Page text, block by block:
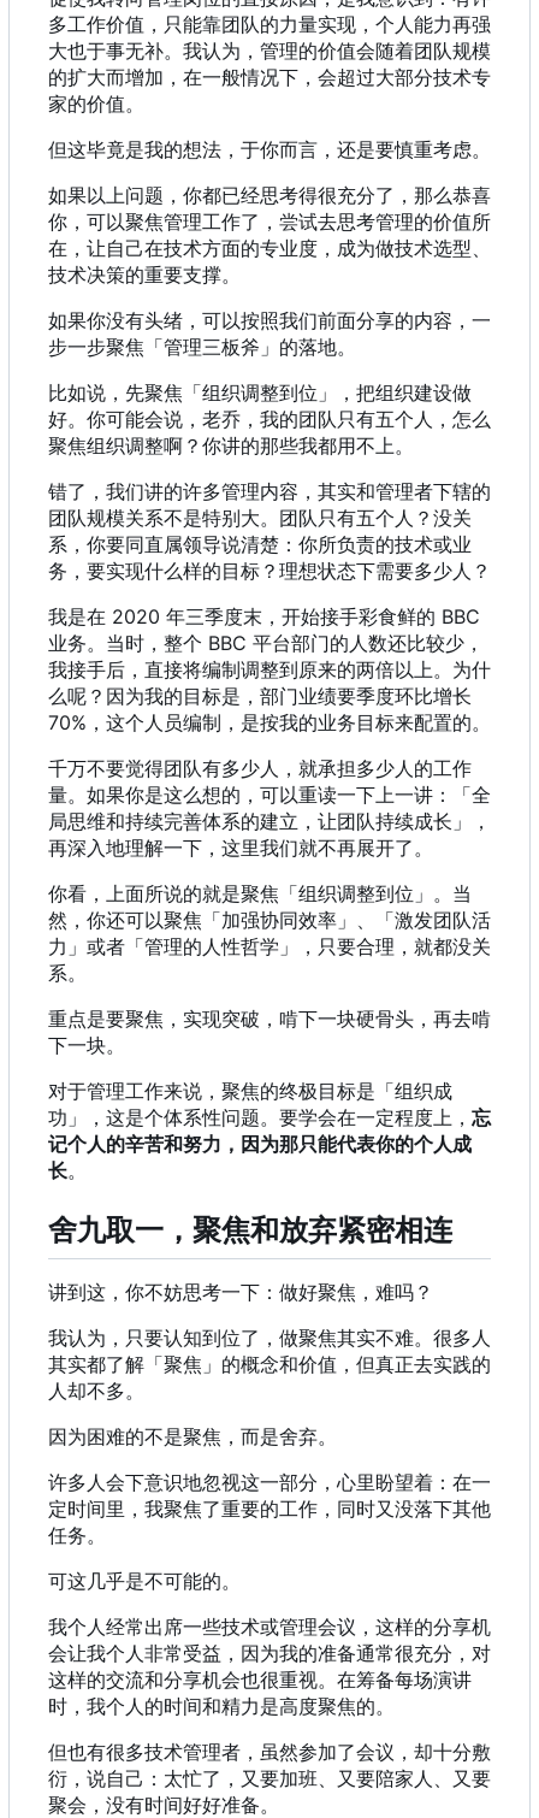
多工作价值，只能靠团队的力量实现，个人能力再强
大也于事无补。我认为，管理的价值会随着团队规模
的扩大而增加，在一般情况下，会超过大部分技术专
家的价值。
但这毕竟是我的想法，于你而言，还是要慎重考虑。
如果以上问题，你都已经思考得很充分了，那么恭喜
你，可以聚焦管理工作了，尝试去思考管理的价值所
在，让自己在技术方面的专业度，成为做技术选型、
技术决策的重要支撑。
如果你没有头绪，可以按照我们前面分享的内容，一
步一步聚焦「管理三板斧」的落地。
比如说，先聚焦「组织调整到位」，把组织建设做
好。你可能会说，老乔，我的团队只有五个人，怎么
聚焦组织调整啊？你讲的那些我都用不上。
错了，我们讲的许多管理内容，其实和管理者下辖的
团队规模关系不是特别大。团队只有五个人？没关
系，你要同直属领导说清楚：你所负责的技术或业
务，要实现什么样的目标？理想状态下需要多少人？
我是在 2020 年三季度末，开始接手彩食鲜的 BBC
业务。当时，整个 BBC 平台部门的人数还比较少，
我接手后，直接将编制调整到原来的两倍以上。为什
么呢？因为我的目标是，部门业绩要季度环比增长
70%，这个人员编制，是按我的业务目标来配置的。
千万不要觉得团队有多少人，就承担多少人的工作
量。如果你是这么想的，可以重读一下上一讲：「全
局思维和持续完善体系的建立，让团队持续成长」，
再深入地理解一下，这里我们就不再展开了。
你看，上面所说的就是聚焦「组织调整到位」。当
然，你还可以聚焦「加强协同效率」、「激发团队活
力」或者「管理的人性哲学」，只要合理，就都没关
系。
重点是要聚焦，实现突破，啃下一块硬骨头，再去啃
下一块。
对于管理工作来说，聚焦的终极目标是「组织成
功」，这是个体系性问题。要学会在一定程度上， 忘
记个人的辛苦和努力，因为那只能代表你的个人成
长。
舍九取一，聚焦和放弃紧密相连
讲到这，你不妨思考一下：做好聚焦，难吗？
我认为，只要认知到位了，做聚焦其实不难。很多人
其实都了解「聚焦」的概念和价值，但真正去实践的
人却不多。
因为困难的不是聚焦，而是舍弃。
许多人会下意识地忽视这一部分，心里盼望着：在一
定时间里，我聚焦了重要的工作，同时又没落下其他
任务。
可这几乎是不可能的。
我个人经常出席一些技术或管理会议，这样的分享机
会让我个人非常受益，因为我的准备通常很充分，对
这样的交流和分享机会也很重视。在筹备每场演讲
时，我个人的时间和精力是高度聚焦的。
但也有很多技术管理者，虽然参加了会议，却十分敷
衍，说自己：太忙了，又要加班、又要陪家人、又要
聚会，没有时间好好准备。